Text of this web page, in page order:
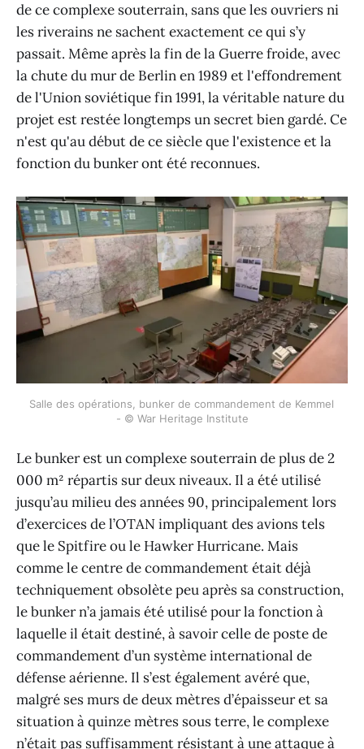
de ce complexe souterrain, sans que les ouvriers ni
les riverains ne sachent exactement ce qui s’y
passait. Même après la fin de la Guerre froide, avec
la chute du mur de Berlin en 1989 et l'effondrement
de l'Union soviétique fin 1991, la véritable nature du
projet est restée longtemps un secret bien gardé. Ce
n'est qu'au début de ce siècle que l'existence et la
fonction du bunker ont été reconnues.
Salle des opérations, bunker de commandement de Kemmel
- © War Heritage Institute
Le bunker est un complexe souterrain de plus de 2
000 m² répartis sur deux niveaux. Il a été utilisé
jusqu’au milieu des années 90, principalement lors
d’exercices de l’OTAN impliquant des avions tels
que le Spitfire ou le Hawker Hurricane. Mais
comme le centre de commandement était déjà
techniquement obsolète peu après sa construction,
le bunker n’a jamais été utilisé pour la fonction à
laquelle il était destiné, à savoir celle de poste de
commandement d’un système international de
défense aérienne. Il s’est également avéré que,
malgré ses murs de deux mètres d’épaisseur et sa
situation à quinze mètres sous terre, le complexe
n’était pas suffisamment résistant à une attaque à